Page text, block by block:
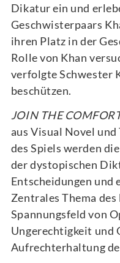
Dikatur ein und
Geschwisterpaars
ihren Platz in der
Rolle von Khan
verfolgte Schwester
beschützen.
JOIN THE
aus Visual Novel
des Spiels werden
der dystopischen
Entscheidungen
Zentrales Thema
Spannungsfeld von
Ungerechtigkeit und
Aufrechterhaltung